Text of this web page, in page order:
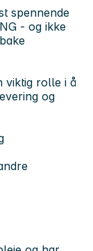
spennende
- og ikke
viktig rolle i å
og